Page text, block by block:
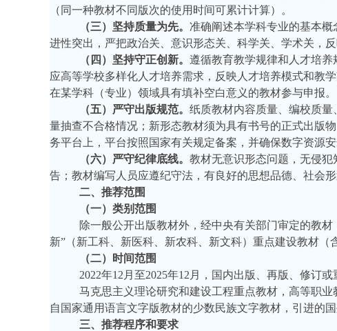
（同一种教材不同版次的使用时间可累计计算）。
（三）坚持质量为先。 准确阐述本学科专业的基本
进性突出，严把政治关、意识形态关、科学关、学术关，
（四）坚持守正创新。 遵循教育教学规律和人才培
应高等学校多样化人才培养需求，反映人才培养模式和教
在某学科（专业）领域具有填补空白意义的教材参与申报。
（五）严守出版规范。 纸质教材内容质量、编校质
量抽查不合格情况；新形态教材须为具有书号的正式出版
务平台上，平台按照国家有关规定备案，并确保数字资源安
（六）严守纪律底线。 教材无意识形态问题，无侵
告；教材编写人员应遵纪守法，有良好的思想品德、社会
二、 推荐范围
（一） 类别范围
除一般公开出版教材外， 经中央有关部门审定的教
新”（新工科、新医科、新农科、新文科）重点建设教材
（二）
时间范围
2022年12月至2025年12月，国内出版、再版
、修订
马克思主义理论研究和建设工程重点教材，高等职
自国家通用语言文字版教材的少数民族文字教材，引进的
三、推荐程序和要求